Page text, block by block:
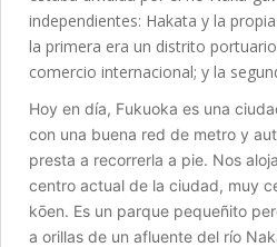
independientes: Hakata y la
la primera era un distrito
comercio internacional; y la
Hoy en día, Fukuoka es una
con una buena red de metro y
presta a recorrerla a pie. Nos
centro actual de la ciudad, muy
kōen. Es un parque pequeñito
a orillas de un afluente del río